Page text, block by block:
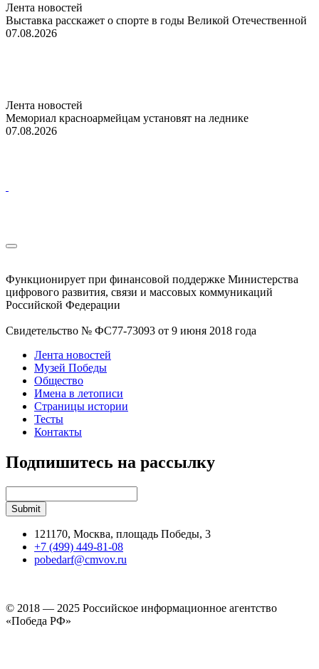
Лента новостей
Выставка расскажет о спорте в годы Великой Отечественной
07.08.2026
Лента новостей
Мемориал красноармейцам установят на леднике
07.08.2026
Функционирует при финансовой поддержке Министерства
цифрового развития, связи и массовых коммуникаций
Российской Федерации
Свидетельство № ФС77-73093 от 9 июня 2018 года
Лента новостей
Музей Победы
Общество
Имена в летописи
Страницы истории
Тесты
Контакты
Подпишитесь на рассылку
121170, Москва, площадь Победы, 3
+7 (499) 449-81-08
pobedarf@cmvov.ru
© 2018 — 2025 Российское информационное агентство
«Победа РФ»